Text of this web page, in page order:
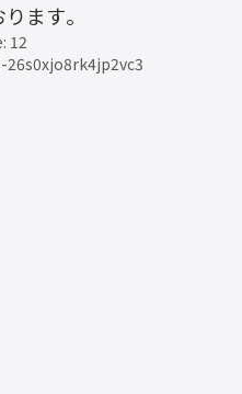
ます。
12
26s0xjo8rk4jp2vc3